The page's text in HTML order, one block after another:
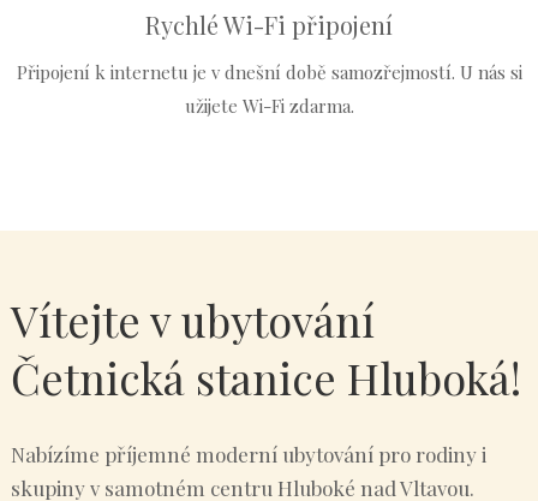
Rychlé Wi-Fi připojení
Připojení k internetu je v dnešní době samozřejmostí. U nás si
užijete Wi-Fi zdarma.
Vítejte v ubytování
Četnická stanice Hluboká!
Nabízíme příjemné moderní ubytování pro rodiny i
skupiny v samotném centru Hluboké nad Vltavou.